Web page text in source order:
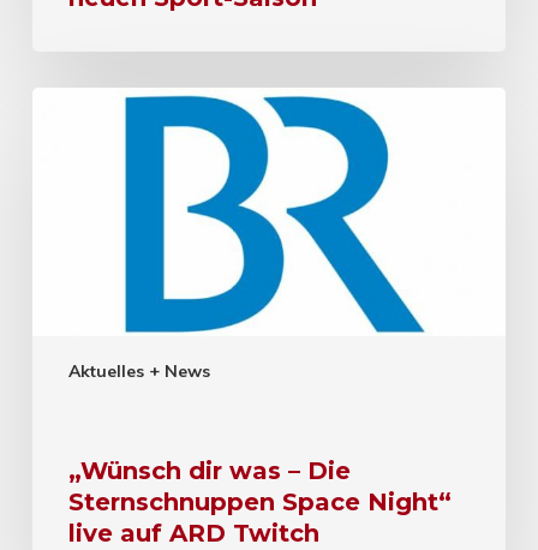
Aktuelles + News
„Wünsch dir was – Die
Sternschnuppen Space Night“
live auf ARD Twitch